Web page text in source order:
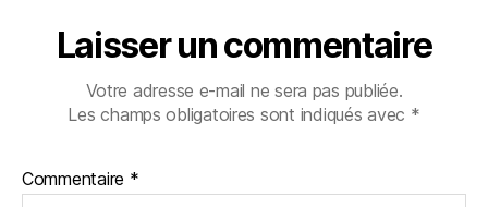
Laisser un commentaire
Votre adresse e-mail ne sera pas publiée.
Les champs obligatoires sont indiqués avec *
Commentaire *